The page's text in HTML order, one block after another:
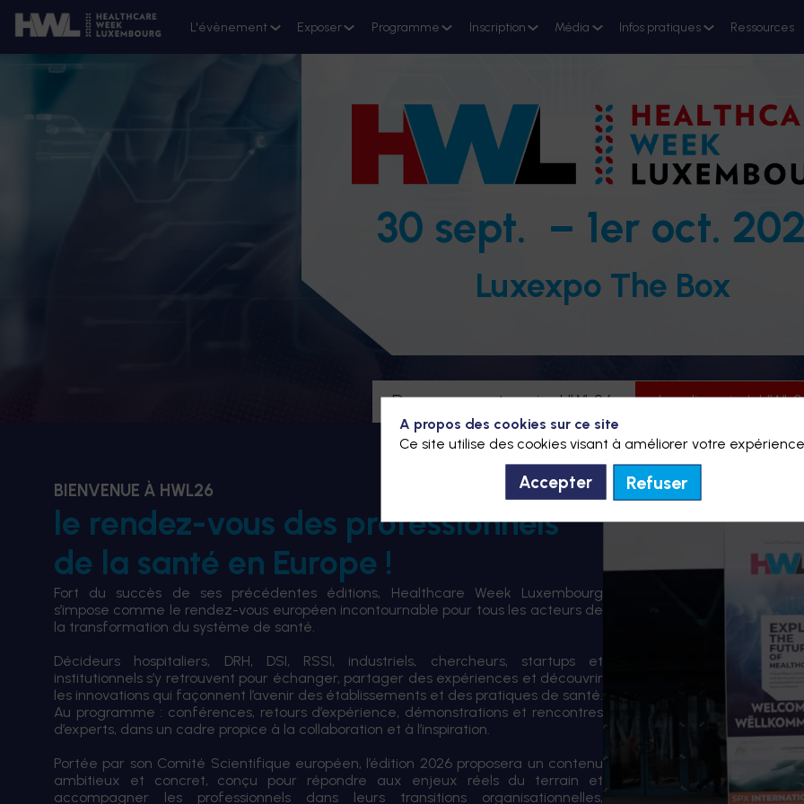
L'évènement Exposer Programme Inscription Média Infos pratiques Ressources
30 sept. – 1er oct.
Luxexpo The Box
Devenez partenaire HWL26 Je m'inscris à
BIENVENUE À HWL26
le rendez-vous des professionnels
de la santé en Europe !
Fort du succès de ses précédentes éditions, Healthcare Week Luxembourg
s’impose comme le rendez-vous européen incontournable pour tous les acteurs de
la transformation du système de santé.
Décideurs hospitaliers, DRH, DSI, RSSI, industriels, chercheurs, startups et
institutionnels s’y retrouvent pour échanger, partager des expériences et découvrir
les innovations qui façonnent l’avenir des établissements et des pratiques de santé.
Au programme : conférences, retours d’expérience, démonstrations et rencontres
d’experts, dans un cadre propice à la collaboration et à l’inspiration.
Portée par son Comité Scientifique européen, l’édition 2026 proposera un contenu
ambitieux et concret, conçu pour répondre aux enjeux réels du terrain et
accompagner les professionnels dans leurs transitions organisationnelles,
A propos des cookies sur ce site
Ce site utilise des cookies visant à améliorer votre
Accepter Refuser